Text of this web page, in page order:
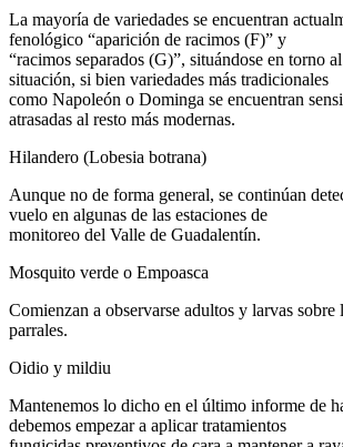
La mayoría de variedades se encuentran
fenológico “aparición de racimos (F)” y
“racimos separados (G)”, situándose en torno
situación, si bien variedades más tradicionales
como Napoleón o Dominga se encuentran
atrasadas al resto más modernas.
Hilandero (Lobesia botrana)
Aunque no de forma general, se continúan
vuelo en algunas de las estaciones de
monitoreo del Valle de Guadalentín.
Mosquito verde o Empoasca
Comienzan a observarse adultos y larvas sobre
parrales.
Oidio y mildiu
Mantenemos lo dicho en el último informe de
debemos empezar a aplicar tratamientos